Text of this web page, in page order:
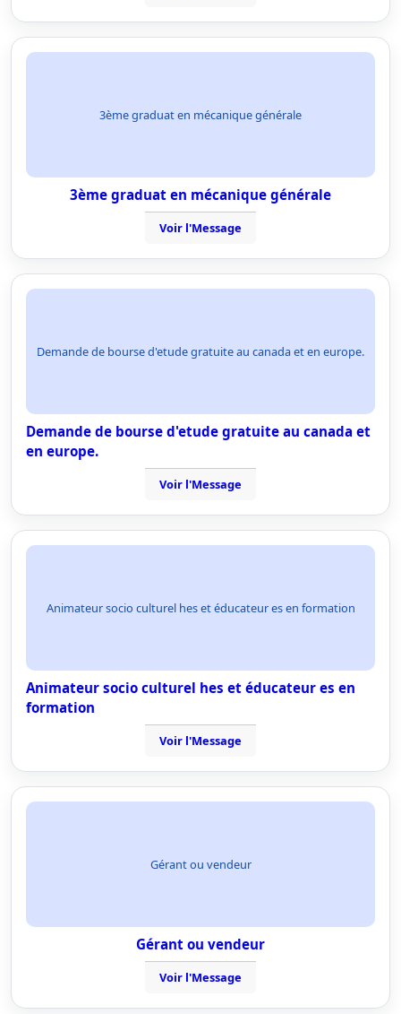
3ème graduat en mécanique générale
3ème graduat en mécanique générale
Voir l'Message
Demande de bourse d'etude gratuite au canada et en europe.
Demande de bourse d'etude gratuite au canada et
en europe.
Voir l'Message
Animateur socio culturel hes et éducateur es en formation
Animateur socio culturel hes et éducateur es en
formation
Voir l'Message
Gérant ou vendeur
Gérant ou vendeur
Voir l'Message